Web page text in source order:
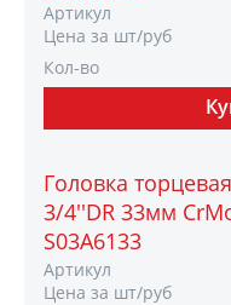
Артикул
Цена за шт/руб
Кол-во
Головка
3/4''DR 33мм
S03A6133
Артикул
Цена за шт/руб